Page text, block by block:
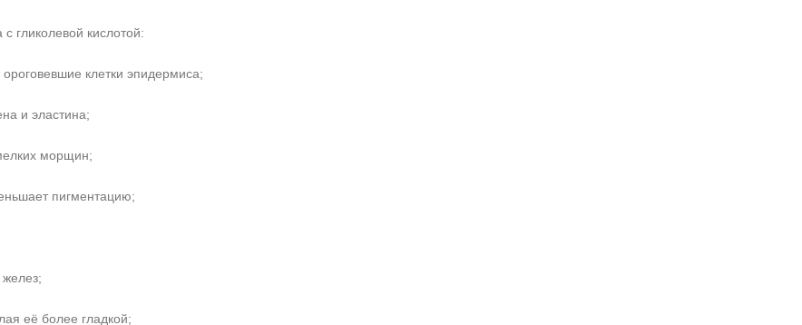
гликолевой кислотой:
клетки эпидермиса;
и эластина;
морщин;
пигментацию;
желез;
её более гладкой;